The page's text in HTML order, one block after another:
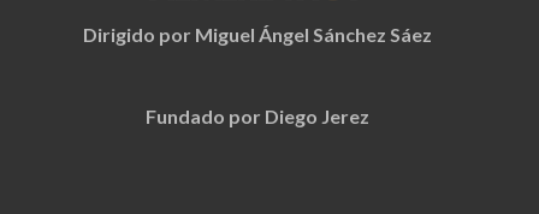
Dirigido por Miguel Ángel Sánchez Sáez
Fundado por Diego Jerez